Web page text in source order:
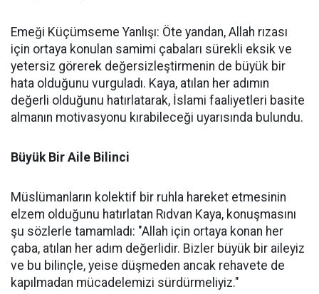
Emeği Küçümseme Yanlışı: Öte yandan, Allah rızası
için ortaya konulan samimi çabaları sürekli eksik ve
yetersiz görerek değersizleştirmenin de büyük bir
hata olduğunu vurguladı. Kaya, atılan her adımın
değerli olduğunu hatırlatarak, İslami faaliyetleri basite
almanın motivasyonu kırabileceği uyarısında bulundu.
Büyük Bir Aile Bilinci
Müslümanların kolektif bir ruhla hareket etmesinin
elzem olduğunu hatırlatan Rıdvan Kaya, konuşmasını
şu sözlerle tamamladı: "Allah için ortaya konan her
çaba, atılan her adım değerlidir. Bizler büyük bir aileyiz
ve bu bilinçle, yeise düşmeden ancak rehavete de
kapılmadan mücadelemizi sürdürmeliyiz."